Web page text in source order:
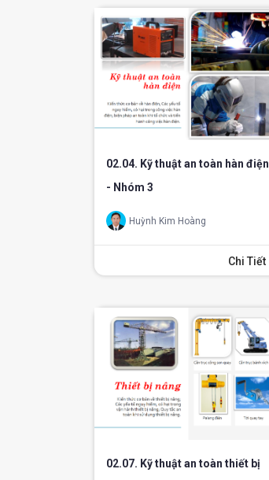
02.04. Kỹ thuật an toàn hàn điện
- Nhóm 3
Huỳnh Kim Hoàng
Chi Tiết
02.07. Kỹ thuật an toàn thiết bị